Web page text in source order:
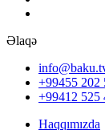
Əlaqə
+99455 202
+99412 525
Haqqımızda